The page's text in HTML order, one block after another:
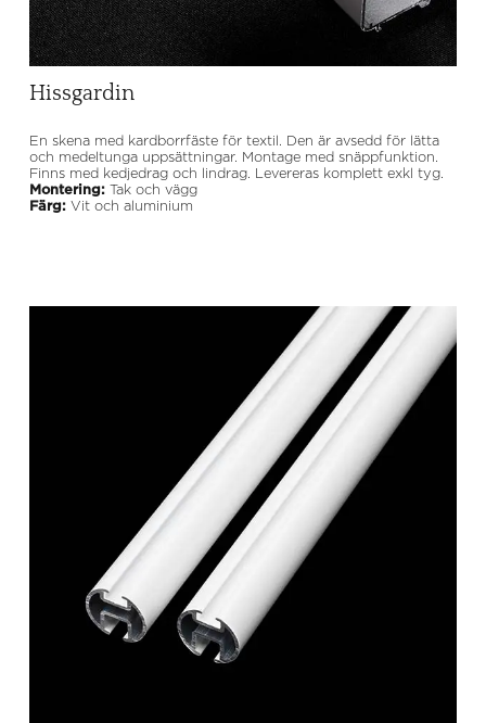
Hissgardin
En skena med kardborrfäste för textil. Den är avsedd för lätta
och medeltunga uppsättningar. Montage med snäppfunktion.
Finns med kedjedrag och lindrag. Levereras komplett exkl tyg.
Montering:Tak och vägg
Färg:Vit och aluminium